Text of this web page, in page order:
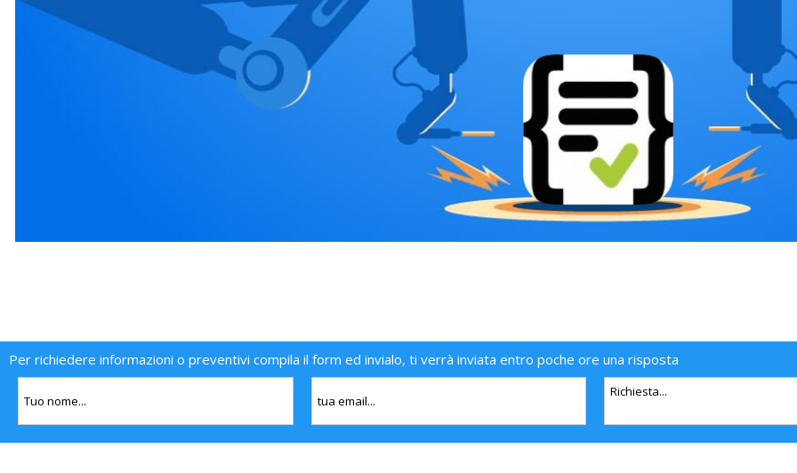
Per richiedere informazioni o preventivi compila il form ed invialo, ti verrà inviata entro poche ore una risposta